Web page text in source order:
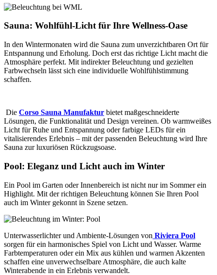
Sauna: Wohlfühl-Licht für Ihre Wellness-Oase
In den Wintermonaten wird die Sauna zum unverzichtbaren Ort für
Entspannung und Erholung. Doch erst das richtige Licht macht die
Atmosphäre perfekt. Mit indirekter Beleuchtung und gezielten
Farbwechseln lässt sich eine individuelle Wohlfühlstimmung
schaffen.
Die Corso Sauna Manufaktur bietet maßgeschneiderte
Lösungen, die Funktionalität und Design vereinen. Ob warmweißes
Licht für Ruhe und Entspannung oder farbige LEDs für ein
vitalisierendes Erlebnis – mit der passenden Beleuchtung wird Ihre
Sauna zur luxuriösen Rückzugsoase.
Pool: Eleganz und Licht auch im Winter
Ein Pool im Garten oder Innenbereich ist nicht nur im Sommer ein
Highlight. Mit der richtigen Beleuchtung können Sie Ihren Pool
auch im Winter gekonnt in Szene setzen.
Unterwasserlichter und Ambiente-Lösungen von Riviera Pool
sorgen für ein harmonisches Spiel von Licht und Wasser. Warme
Farbtemperaturen oder ein Mix aus kühlen und warmen Akzenten
schaffen eine unverwechselbare Atmosphäre, die auch kalte
Winterabende in ein Erlebnis verwandelt.